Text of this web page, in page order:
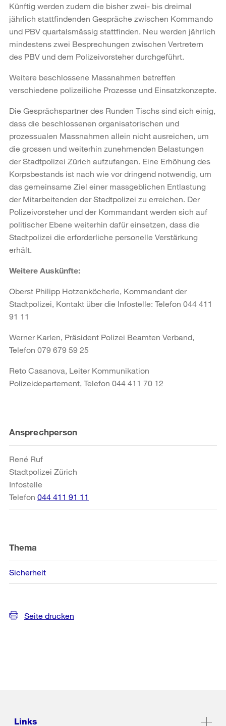
Künftig werden zudem die bisher zwei- bis dreimal
jährlich stattfindenden Gespräche zwischen Kommando
und PBV quartalsmässig stattfinden. Neu werden jährlich
mindestens zwei Besprechungen zwischen Vertretern
des PBV und dem Polizeivorsteher durchgeführt.
Weitere beschlossene Massnahmen betreffen
verschiedene polizeiliche Prozesse und Einsatzkonzepte.
Die Gesprächspartner des Runden Tischs sind sich einig,
dass die beschlossenen organisatorischen und
prozessualen Massnahmen allein nicht ausreichen, um
die grossen und weiterhin zunehmenden Belastungen
der Stadtpolizei Zürich aufzufangen. Eine Erhöhung des
Korpsbestands ist nach wie vor dringend notwendig, um
das gemeinsame Ziel einer massgeblichen Entlastung
der Mitarbeitenden der Stadtpolizei zu erreichen. Der
Polizeivorsteher und der Kommandant werden sich auf
politischer Ebene weiterhin dafür einsetzen, dass die
Stadtpolizei die erforderliche personelle Verstärkung
erhält.
Weitere Auskünfte:
Oberst Philipp Hotzenköcherle, Kommandant der
Stadtpolizei, Kontakt über die Infostelle: Telefon 044 411
91 11
Werner Karlen, Präsident Polizei Beamten Verband,
Telefon 079 679 59 25
Reto Casanova, Leiter Kommunikation
Polizeidepartement, Telefon 044 411 70 12
Weitere
Informationen
Ansprechperson
René Ruf
Stadtpolizei Zürich
Infostelle
Telefon 044 411 91 11
Thema
Sicherheit
Seite drucken
Links